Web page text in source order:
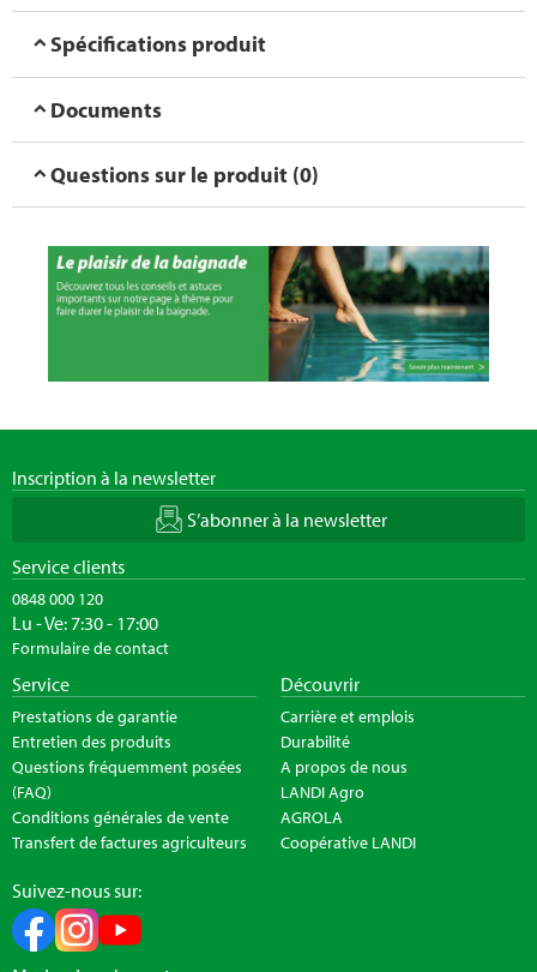
Spécifications produit
Documents
Questions sur le produit (0)
Inscription à la newsletter
S’abonner à la newsletter
Service clients
0848 000 120
Lu - Ve: 7:30 - 17:00
Formulaire de contact
Service
Prestations de garantie
Entretien des produits
Questions fréquemment posées
(FAQ)
Conditions générales de vente
Transfert de factures agriculteurs
Découvrir
Carrière et emplois
Durabilité
A propos de nous
LANDI Agro
AGROLA
Coopérative LANDI
Suivez-nous sur: